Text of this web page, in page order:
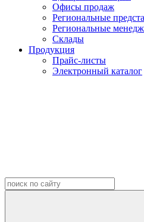
Офисы продаж
Региональные
Региональные
Склады
Продукция
Прайс-листы
Электронный каталог